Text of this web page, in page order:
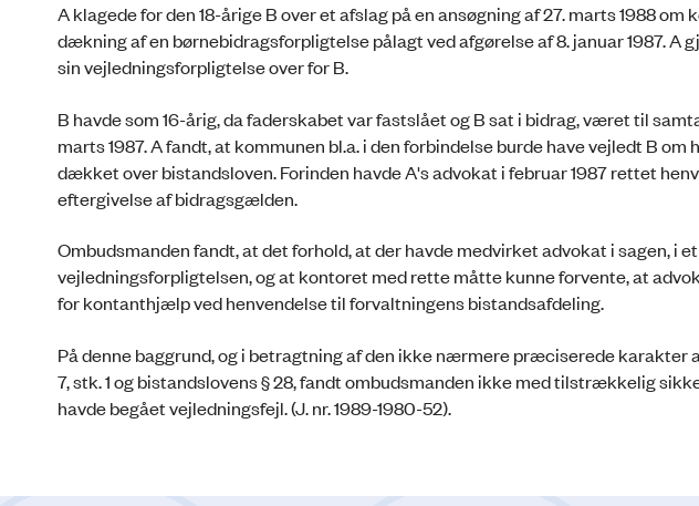
A klagede for den 18-årige B over et afslag på en ansøgning af 27. marts 1988
dækning af en børnebidragsforpligtelse pålagt ved afgørelse af 8. januar 1987.
sin vejledningsforpligtelse over for B.
B havde som 16-årig, da faderskabet var fastslået og B sat i bidrag, været til
marts 1987. A fandt, at kommunen bl.a. i den forbindelse burde have vejledt B
dækket over bistandsloven. Forinden havde A's advokat i februar 1987 rettet
eftergivelse af bidragsgælden.
Ombudsmanden fandt, at det forhold, at der havde medvirket advokat i sagen, i
vejledningsforpligtelsen, og at kontoret med rette måtte kunne forvente, at
for kontanthjælp ved henvendelse til forvaltningens bistandsafdeling.
På denne baggrund, og i betragtning af den ikke nærmere præciserede karakter
7, stk. 1 og bistandslovens § 28, fandt ombudsmanden ikke med tilstrækkelig
havde begået vejledningsfejl. (J. nr. 1989-1980-52).